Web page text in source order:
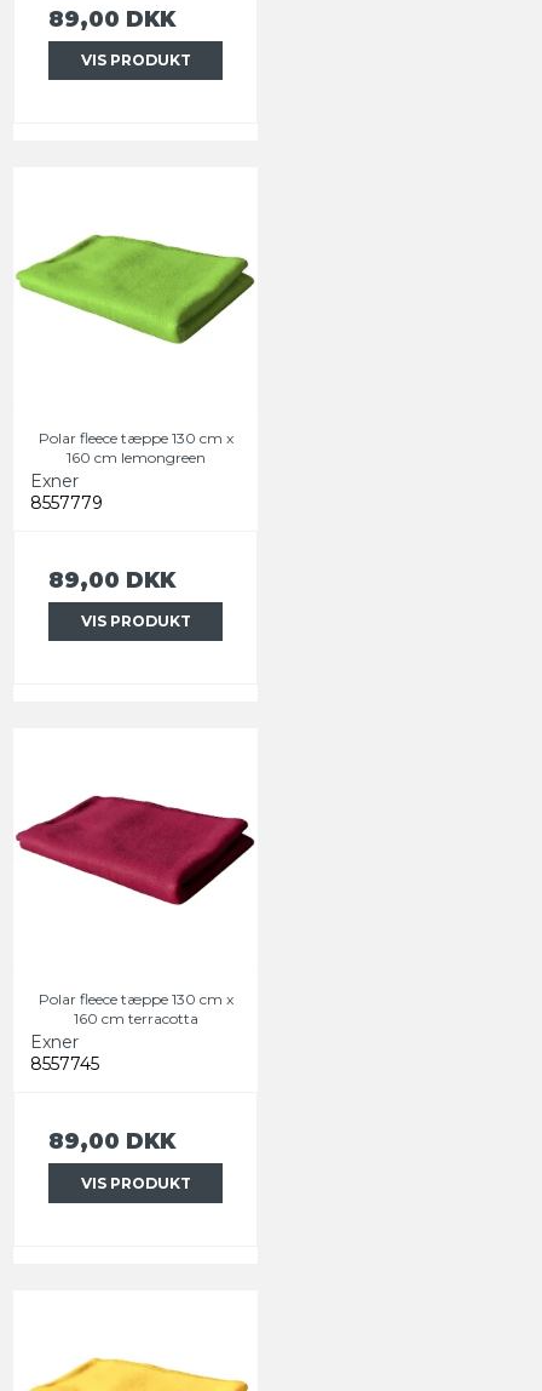
89,00 DKK
VIS PRODUKT
Polar fleece tæppe 130 cm x
160 cm lemongreen
Exner
8557779
89,00 DKK
VIS PRODUKT
Polar fleece tæppe 130 cm x
160 cm terracotta
Exner
8557745
89,00 DKK
VIS PRODUKT